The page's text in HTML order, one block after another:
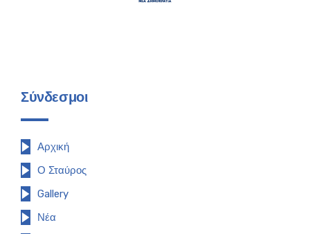
Σύνδεσμοι
Αρχική
Ο Σταύρος
Gallery
Νέα